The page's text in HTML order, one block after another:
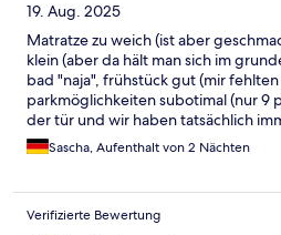
19. Aug. 2025
Matratze zu weich (ist aber
klein (aber da hält man sich im
bad "naja", frühstück gut (mir
parkmöglichkeiten subotimal (nur 9
der tür und wir haben tatsächlich
Sascha, Aufenthalt von 2 Nächten
Verifizierte Bewertung